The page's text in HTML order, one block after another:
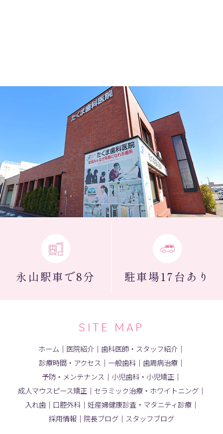
永山駅車で8分 駐車場17台あり
SITE MAP
ホーム ｜ 医院紹介 ｜ 歯科医師・スタッフ紹介 ｜
診療時間・アクセス ｜ 一般歯科｜ 歯周病治療｜
予防・メンテナンス ｜ 小児歯科・小児矯正 ｜
成人マウスピース矯正｜ セラミック治療・ホワイトニング｜
入れ歯｜ 口腔外科｜ 妊産婦健康診査・マタニティ診療｜
採用情報 ｜ 院長ブログ ｜ スタッフブログ